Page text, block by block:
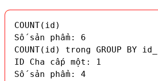
COUNT(id)
Số sản phẩm: 6
COUNT(id) trong GROUP BY
ID Cha cấp một: 1
Số sản phẩm: 4